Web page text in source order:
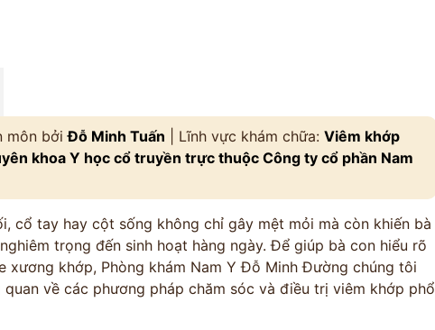
môn bởiĐỗ Minh Tuấn | Lĩnh vực khám chữa: Viêm khớp
khoa Y học cổ truyền trực thuộc Công ty cổ phần Nam
cổ tay hay cột sống không chỉ gây mệt mỏi mà còn khiến bà
trọng đến sinh hoạt hàng ngày. Để giúp bà con hiểu rõ
xương khớp, Phòng khám Nam Y Đỗ Minh Đường chúng tôi
về các phương pháp chăm sóc và điều trị viêm khớp phổ